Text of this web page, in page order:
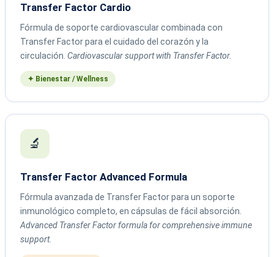
Transfer Factor Cardio
Fórmula de soporte cardiovascular combinada con
Transfer Factor para el cuidado del corazón y la
circulación. Cardiovascular support with Transfer Factor.
✦ Bienestar / Wellness
🔬
Transfer Factor Advanced Formula
Fórmula avanzada de Transfer Factor para un soporte
inmunológico completo, en cápsulas de fácil absorción.
Advanced Transfer Factor formula for comprehensive immune
support.